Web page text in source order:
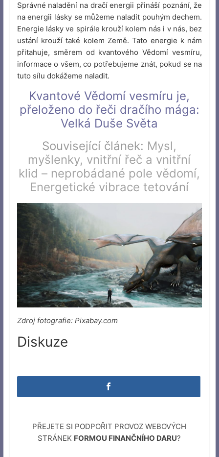
Správné naladění na dračí energii přináší poznání, že
na energii lásky se můžeme naladit pouhým dechem.
Energie lásky ve spirále krouží kolem nás i v nás, bez
ustání krouží také kolem Země. Tato energie k nám
přitahuje, směrem od kvantového Vědomí vesmíru,
informace o všem, co potřebujeme znát, pokud se na
tuto sílu dokážeme naladit.
Kvantové Vědomí vesmíru je,
přeloženo do řeči dračího mága:
Velká Duše Světa
Související článek: Mysl,
myšlenky, vnitřní řeč a vnitřní
klid – neprobádané pole vědomí,
Energetické vibrace tetování
Zdroj fotografie: Pixabay.com
Diskuze
PŘEJETE SI PODPOŘIT PROVOZ WEBOVÝCH
STRÁNEK FORMOU FINANČNÍHO DARU?